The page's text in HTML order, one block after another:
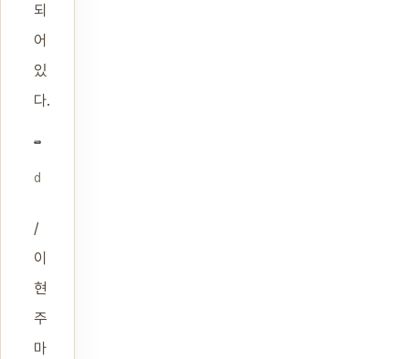
되
어
있
다.
d
/
이
현
주
마